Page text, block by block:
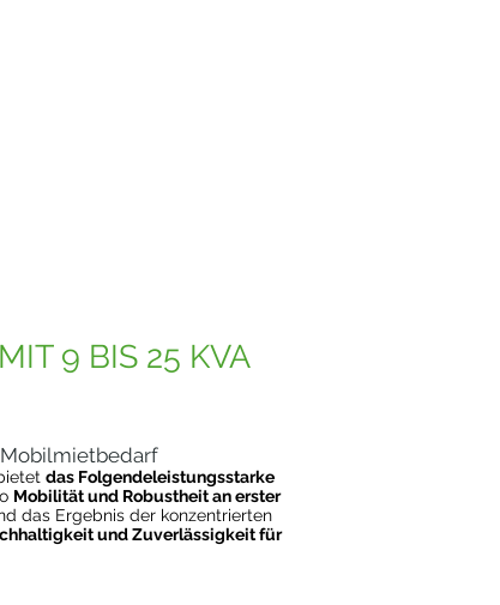
9 BIS 25 KVA
das Folgendeleistungsstarke
Mobilität und Robustheit an erster
das Ergebnis der konzentrierten
und Zuverlässigkeit für